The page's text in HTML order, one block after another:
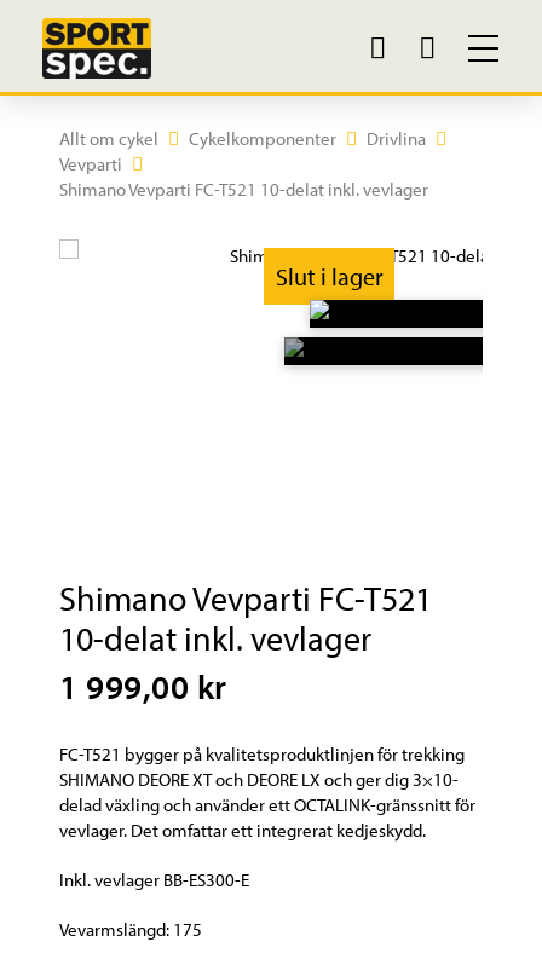
Allt om cykel Cykelkomponenter
Drivlina
Vevparti
Shimano Vevparti FC-T521 10-delat inkl. vevlager
Slut i lager
Shimano Vevparti FC-T521
10-delat inkl. vevlager
1 999,00 kr
FC-T521 bygger på kvalitetsproduktlinjen för trekking
SHIMANO DEORE XT och DEORE LX och ger dig 3×10-
delad växling och använder ett OCTALINK-gränssnitt för
vevlager. Det omfattar ett integrerat kedjeskydd.
Inkl. vevlager BB-ES300-E
Vevarmslängd: 175